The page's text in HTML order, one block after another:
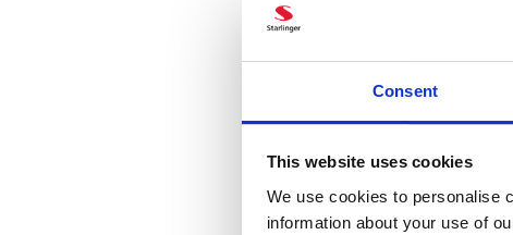
Consent
This website uses cookies
We use cookies to personalise
information about your use of